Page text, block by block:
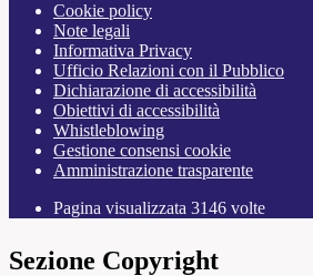
Cookie policy
Note legali
Informativa Privacy
Ufficio Relazioni con il Pubblico
Dichiarazione di accessibilità
Obiettivi di accessibilità
Whistleblowing
Gestione consensi cookie
Amministrazione trasparente
Pagina visualizzata 3146 volte
Sezione Copyright